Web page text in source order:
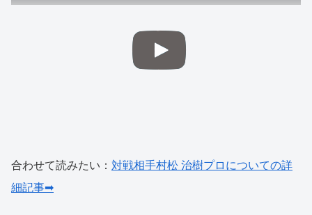
合わせて読みたい： 対戦相手村松 治樹プロについての詳
細記事➡